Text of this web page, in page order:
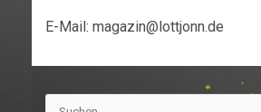
E-Mail: magazin@lottjonn.de